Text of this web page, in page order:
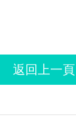
返回上一頁